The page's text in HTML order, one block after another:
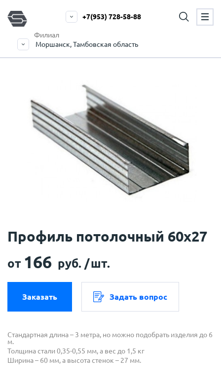
Филиал
Моршанск, Тамбовская область
+7(953) 728-58-88
Профиль потолочный 60х27
от 166 руб. /шт.
Заказать Задать вопрос
Стандартная длина – 3 метра, но можно подобрать изделия до 6
м.
Толщина стали 0,35-0,55 мм, а вес до 1,5 кг
Ширина – 60 мм, а высота стенок – 27 мм.